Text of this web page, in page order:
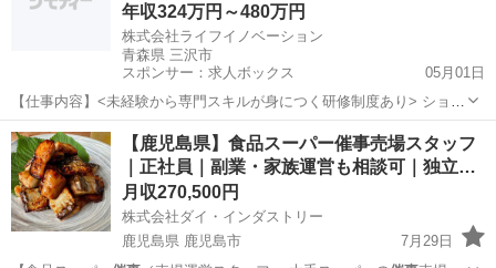
年収324万円～480万円
株式会社ライフイノベーション
青森県 三沢市
スポンサー：求人ボックス
05月01日
【仕事内容】<未経験から専門スキルが身につく研修制度あり> ショッ
ピングセンター等での催事買取会場にて、営業・企画・管理業務を担
当します。 具体的には 主に関東・東北エリアの商業施設内で、宝石や
貴金属の買取イベントを運営し、接客か...
正社員
【鹿児島県】食品スーパー催事売場スタッフ
｜正社員｜副業・家族運営も相談可｜独立…
月収270,500円
株式会社ダイ・インダストリー
鹿児島県 鹿児島市
7月29日